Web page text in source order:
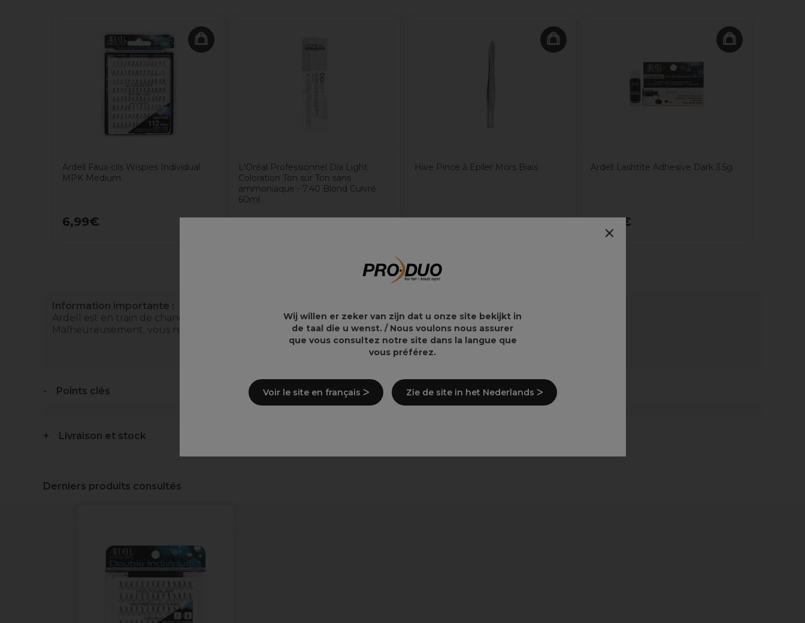
Ardell Faux-cils Wispies Individual
MPK Medium
6,99€
L'Oréal Professionnel Dia Light
Coloration Ton sur Ton sans
ammoniaque - 7.40 Blond Cuivré
60ml
17,50€
Hive Pince à Epiler Mors Biais
5,39€
Ardell Lashtite Adhesive Dark 3.5g
11,89€
Information importante :
Ardell est en train de changer l'emballage. Il se peut donc que vous receviez l'emballage actuel ou l'ancien emballage.
Malheureusement, vous ne pourrez pas choisir lequel vous recevrez.
Points clés
Livraison et stock
Derniers produits consultés
Wij willen er zeker van zijn dat u onze site bekijkt in
de taal die u wenst. / Nous voulons nous assurer
que vous consultez notre site dans la langue que
vous préférez.
Voir le site en français ᐳ Zie de site in het Nederlands ᐳ
×